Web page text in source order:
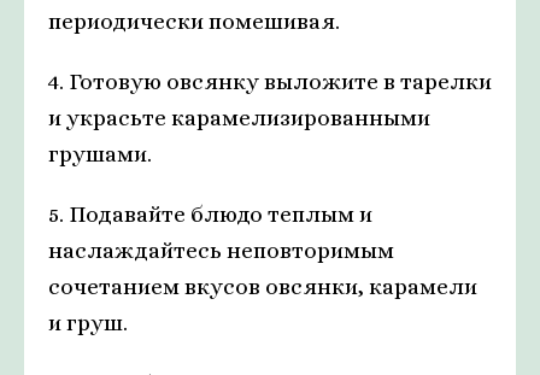
периодически помешивая.
4. Готовую овсянку выложите в тарелки
и украсьте карамелизированными
грушами.
5. Подавайте блюдо теплым и
наслаждайтесь неповторимым
сочетанием вкусов овсянки, карамели
и груш.